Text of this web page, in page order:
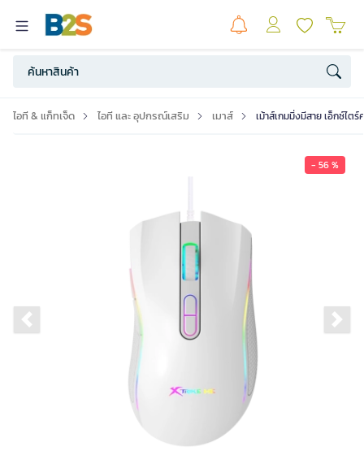
ไอที & แก็ทเจ็ด ไอที และ อุปกรณ์เสริม เมาส์ เม้าส์เกมมิ่งมีสาย เอ็กซ์ไตร์
- 56 %
Previous slide